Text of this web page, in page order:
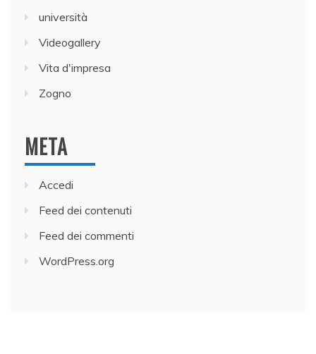
università
Videogallery
Vita d'impresa
Zogno
META
Accedi
Feed dei contenuti
Feed dei commenti
WordPress.org